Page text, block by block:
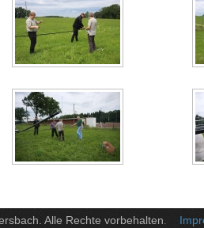
Alle Rechte vorbehalten .